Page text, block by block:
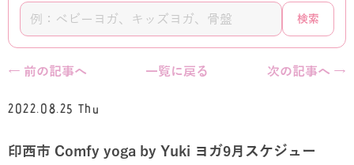
BLOG
ヨガ資格講座 ›
検索
← 前の記事へ 一覧に戻る 次の記事へ →
2022.08.25 Thu
印西市 Comfy yoga by Yuki ヨガ9月スケジュー